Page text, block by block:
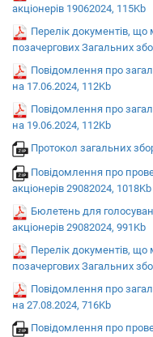
акціонерів 19062024, 115Kb
Перелік документів, що
позачергових Загальних
Повідомлення про
на 17.06.2024, 112Kb
Повідомлення про
на 19.06.2024, 112Kb
Протокол загальних
Повідомлення про
акціонерів 29082024, 1018Kb
Бюлетень для
акціонерів 29082024, 991Kb
Перелік документів, що
позачергових Загальних
Повідомлення про
на 27.08.2024, 716Kb
Повідомлення про